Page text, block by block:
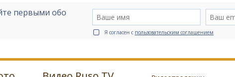
первыми обо
Я согласен с пользовательским соглашением